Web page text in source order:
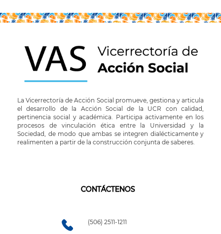
La Vicerrectoría de Acción Social promueve, gestiona y articula
el desarrollo de la Acción Social de la UCR con calidad,
pertinencia social y académica. Participa activamente en los
procesos de vinculación ética entre la Universidad y la
Sociedad, de modo que ambas se integren dialécticamente y
realimenten a partir de la construcción conjunta de saberes.
CONTÁCTENOS
(506) 2511-1211